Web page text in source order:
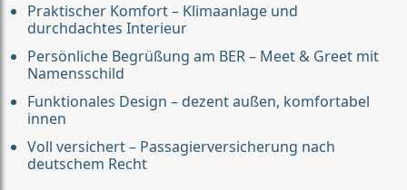
Praktischer Komfort – Klimaanlage und
durchdachtes Interieur
Persönliche Begrüßung am BER – Meet & Greet mit
Namensschild
Funktionales Design – dezent außen, komfortabel
innen
Voll versichert – Passagierversicherung nach
deutschem Recht